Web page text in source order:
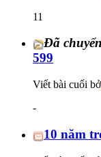
11
Đã
599
Viết bài cuối
-
10 năm